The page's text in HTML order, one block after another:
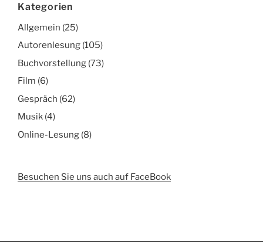
Kategorien
Allgemein (25)
Autorenlesung (105)
Buchvorstellung (73)
Film (6)
Gespräch (62)
Musik (4)
Online-Lesung (8)
Besuchen Sie uns auch auf FaceBook